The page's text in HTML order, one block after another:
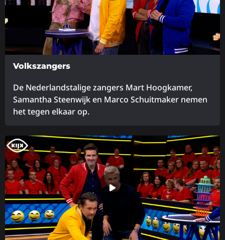
Volkszangers
De Nederlandstalige zangers Mart Hoogkamer,
Samantha Steenwijk en Marco Schuitmaker nemen
het tegen elkaar op.
meer
over